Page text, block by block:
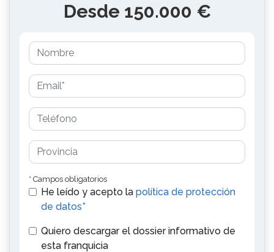
Desde 150.000 €
* Campos obligatorios
He leído y acepto la política de protección
de datos*
Quiero descargar el dossier informativo de
esta franquicia